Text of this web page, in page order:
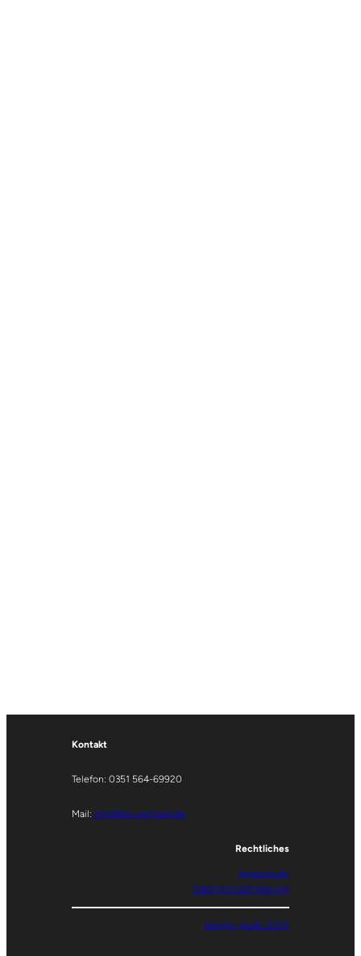
Kontakt
Telefon: 0351 564-69920
Mail: info@ler-sachsen.de
Rechtliches
Impressum
Datenschutzerklärung
design: gudd. 2025